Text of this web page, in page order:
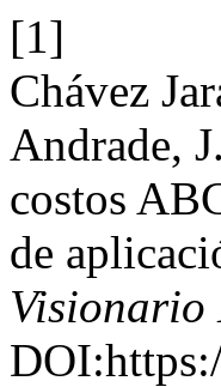
[1]
Chávez
Andrade,
costos
de